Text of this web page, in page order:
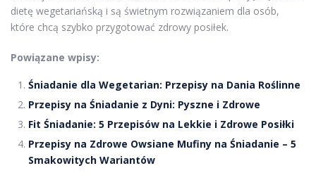
dietę wegetariańską i są świetnym rozwiązaniem dla osób,
które chcą szybko przygotować zdrowy posiłek.
Powiązane wpisy:
Śniadanie dla Wegetarian: Przepisy na Dania Roślinne
Przepisy na Śniadanie z Dyni: Pyszne i Zdrowe
Fit Śniadanie: 5 Przepisów na Lekkie i Zdrowe Posiłki
Przepisy na Zdrowe Owsiane Mufiny na Śniadanie – 5
Smakowitych Wariantów